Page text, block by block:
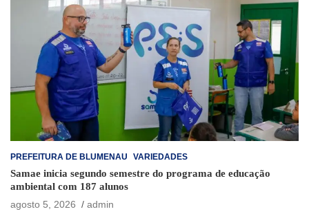
PREFEITURA DE BLUMENAU VARIEDADES
Samae inicia segundo semestre do programa de educação
ambiental com 187 alunos
agosto 5, 2026
admin